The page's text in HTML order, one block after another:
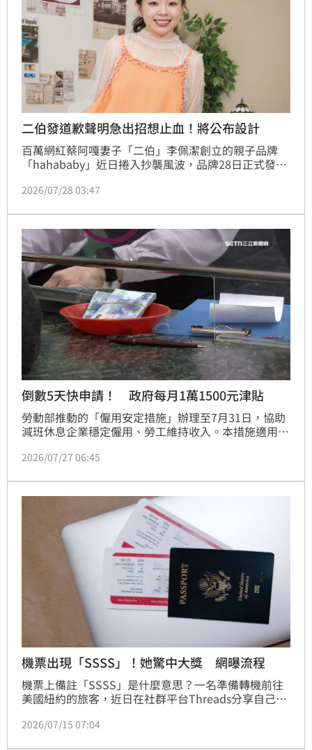
二伯發道歉聲明急出招想止血！將公布設計
百萬網紅蔡阿嘎妻子「二伯」李佩潔創立的親子品牌
「hahababy」近日捲入抄襲風波，品牌28日正式發布
錄」，也宣布未來將透過影音內容公開設計流程，讓外
不過聲明曝光後，仍引發大批網友質疑，相關話題持續
延燒。
2026/07/28 03:47
倒數5天快申請！ 政府每月1萬1500元津貼
勞動部推動的「僱用安定措施」辦理至7月31日，協助
減班休息企業穩定僱用、勞工維持收入。本措施適用於
完成通報，即可申請薪資差額補貼，按減班前後薪資差
月。此外，也可搭配「減班休息勞工再充電計畫」合併
請領訓練津貼，最高補助可達1萬6,300元。
2026/07/27 06:45
機票出現「SSSS」！她驚中大獎 網曝流程
機票上備註「SSSS」是什麼意思？一名準備轉機前往
美國紐約的旅客，近日在社群平台Threads分享自己的
「SSSS」代碼，讓他直呼第一次遇到就「中大獎」，
2026/07/15 07:04